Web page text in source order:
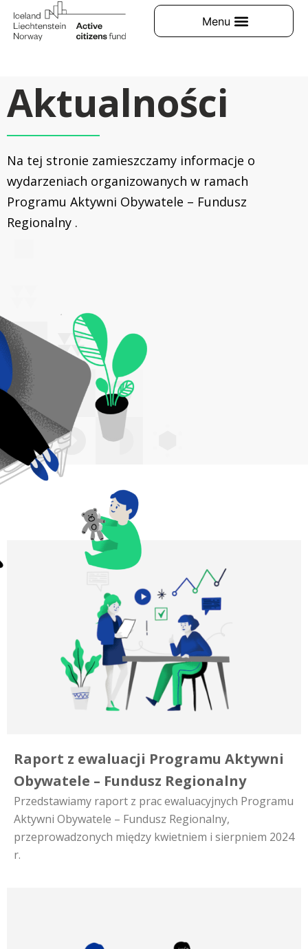
Aktualności
Na tej stronie zamieszczamy informacje o
wydarzeniach organizowanych w ramach
Programu Aktywni Obywatele – Fundusz
Regionalny .
Raport z ewaluacji Programu Aktywni
Obywatele – Fundusz Regionalny
Przedstawiamy raport z prac ewaluacyjnych Programu
Aktywni Obywatele – Fundusz Regionalny,
przeprowadzonych między kwietniem i sierpniem 2024
r.